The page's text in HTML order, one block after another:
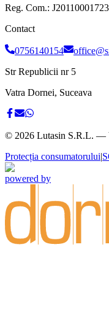
Reg. Com.:
Contact
0756140154
Str Republicii nr 5
Vatra Dornei, Suceava
© 2026 Lutasin S.R.L. —
Protecția consumatorului|
powered by